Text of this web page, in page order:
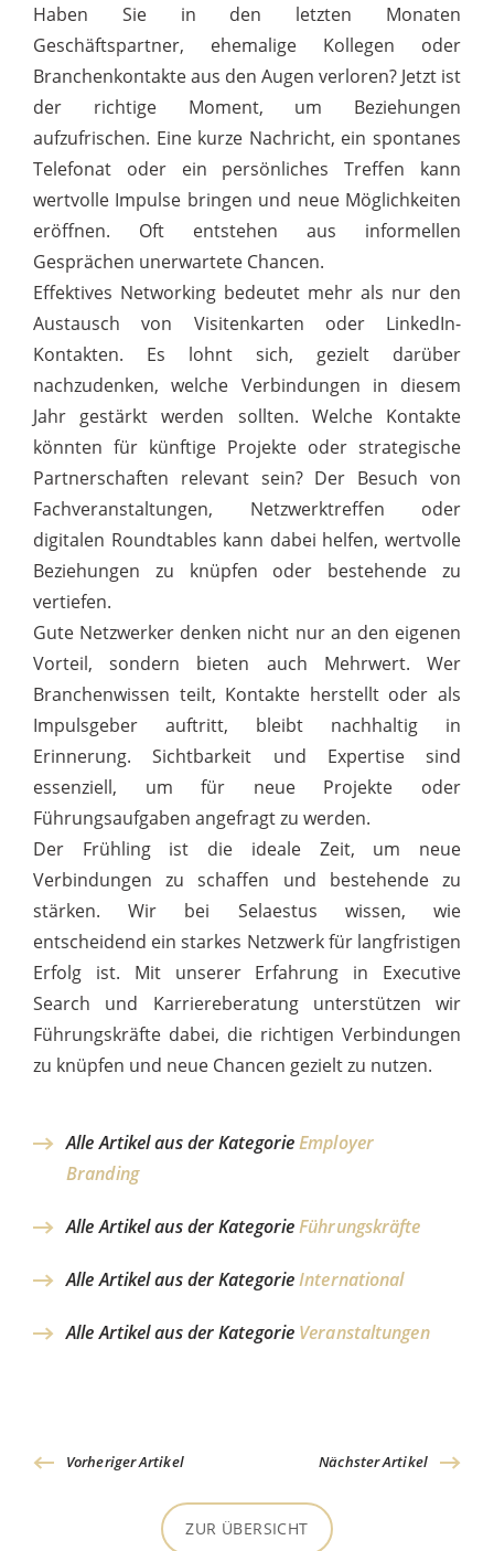
Haben Sie in den letzten Monaten
Geschäftspartner, ehemalige Kollegen oder
Branchenkontakte aus den Augen verloren? Jetzt ist
der richtige Moment, um Beziehungen
aufzufrischen. Eine kurze Nachricht, ein spontanes
Telefonat oder ein persönliches Treffen kann
wertvolle Impulse bringen und neue Möglichkeiten
eröffnen. Oft entstehen aus informellen
Gesprächen unerwartete Chancen.
Effektives Networking bedeutet mehr als nur den
Austausch von Visitenkarten oder LinkedIn-
Kontakten. Es lohnt sich, gezielt darüber
nachzudenken, welche Verbindungen in diesem
Jahr gestärkt werden sollten. Welche Kontakte
könnten für künftige Projekte oder strategische
Partnerschaften relevant sein? Der Besuch von
Fachveranstaltungen, Netzwerktreffen oder
digitalen Roundtables kann dabei helfen, wertvolle
Beziehungen zu knüpfen oder bestehende zu
vertiefen.
Gute Netzwerker denken nicht nur an den eigenen
Vorteil, sondern bieten auch Mehrwert. Wer
Branchenwissen teilt, Kontakte herstellt oder als
Impulsgeber auftritt, bleibt nachhaltig in
Erinnerung. Sichtbarkeit und Expertise sind
essenziell, um für neue Projekte oder
Führungsaufgaben angefragt zu werden.
Der Frühling ist die ideale Zeit, um neue
Verbindungen zu schaffen und bestehende zu
stärken. Wir bei Selaestus wissen, wie
entscheidend ein starkes Netzwerk für langfristigen
Erfolg ist. Mit unserer Erfahrung in Executive
Search und Karriereberatung unterstützen wir
Führungskräfte dabei, die richtigen Verbindungen
zu knüpfen und neue Chancen gezielt zu nutzen.
Alle Artikel aus der KategorieEmployer
Branding
Alle Artikel aus der KategorieFührungskräfte
Alle Artikel aus der KategorieInternational
Alle Artikel aus der Kategorie Veranstaltungen
Vorheriger Artikel
ZUR ÜBERSICHT
Nächster Artikel